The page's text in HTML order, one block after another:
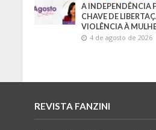
A INDEPENDÊNCIA
CHAVE DE
VIOLÊNCIA À
4 de agosto de 2026
REVISTA FANZINI